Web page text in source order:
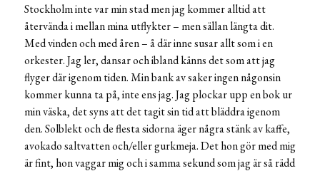
Stockholm inte var min stad men jag kommer alltid att
återvända i mellan mina utflykter – men sällan längta dit.
Med vinden och med åren – å där inne susar allt som i en
orkester. Jag ler, dansar och ibland känns det som att jag
flyger där igenom tiden. Min bank av saker ingen någonsin
kommer kunna ta på, inte ens jag. Jag plockar upp en bok ur
min väska, det syns att det tagit sin tid att bläddra igenom
den. Solblekt och de flesta sidorna äger några stänk av kaffe,
avokado saltvatten och/eller gurkmeja. Det hon gör med mig
är fint, hon vaggar mig och i samma sekund som jag är så rädd